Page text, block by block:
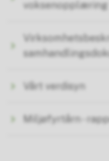
voksenopplæring
Vårt verdisyn
Miljøfyrtårn -